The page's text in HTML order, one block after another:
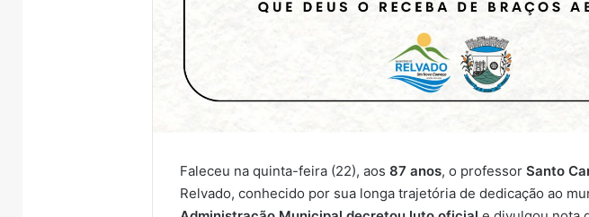
Faleceu na quinta-feira (22), aos87 anos, o professorSanto
Relvado, conhecido por sua longa trajetória de dedicação ao